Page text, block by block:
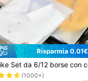
Risparmia 0.01€
(1000+)